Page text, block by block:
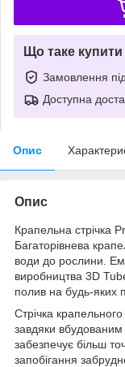
Що таке
Замовлення
Доступна
Опис
Опис
Крапельна стрічка
Багаторівнева
води до рослини.
виробництва 3D
полив на будь-яких
Стрічка
завдяки вбудованим
забезпечує більш
запобігання